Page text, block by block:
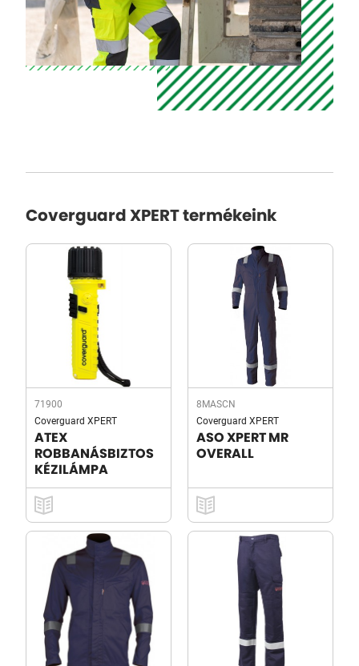
Coverguard XPERT termékeink
71900
Coverguard XPERT
ATEX
ROBBANÁSBIZTOS
KÉZILÁMPA
8MASCN
Coverguard XPERT
ASO XPERT MR
OVERALL